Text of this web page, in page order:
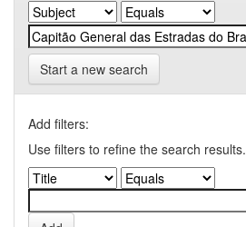
Start a new search
Add filters:
Use filters to refine the search results.